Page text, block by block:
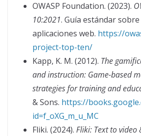
OWASP Foundation. (2023).
10:2021. Guía estándar
aplicaciones web. https://
project-top-ten/
Kapp, K. M. (2012). The
and instruction: Game-based
strategies for training and
& Sons. https://
id=f_oXG_m_u_MC
Fliki. (2024). Fliki: Text to video